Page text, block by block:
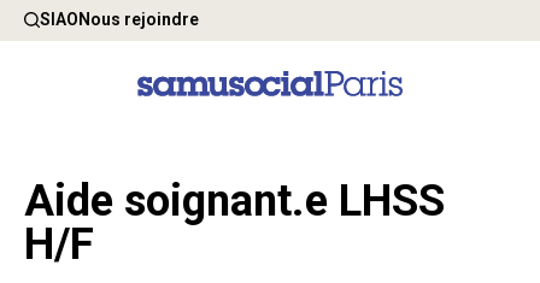
SIAONous rejoindre
Aide soignant.e LHSS
H/F